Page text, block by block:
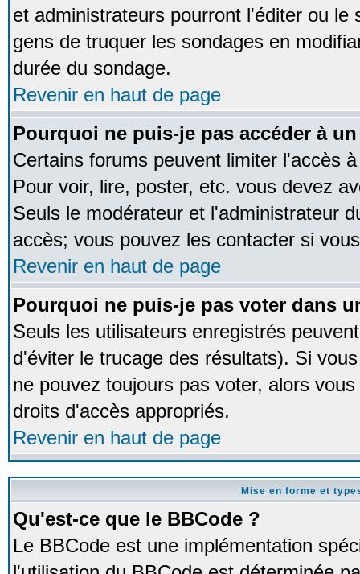
et administrateurs pourront l'éditer ou le
gens de truquer les sondages en
durée du sondage.
Revenir en haut de page
Pourquoi ne puis-je pas accéder à
Certains forums peuvent limiter l'accès
Pour voir, lire, poster, etc. vous devez
Seuls le modérateur et l'administrateur
accès; vous pouvez les contacter si
Revenir en haut de page
Pourquoi ne puis-je pas voter dans
Seuls les utilisateurs enregistrés
d'éviter le trucage des résultats). Si
ne pouvez toujours pas voter, alors
droits d'accès appropriés.
Revenir en haut de page
Mise en forme et
Qu'est-ce que le BBCode ?
Le BBCode est une implémentation